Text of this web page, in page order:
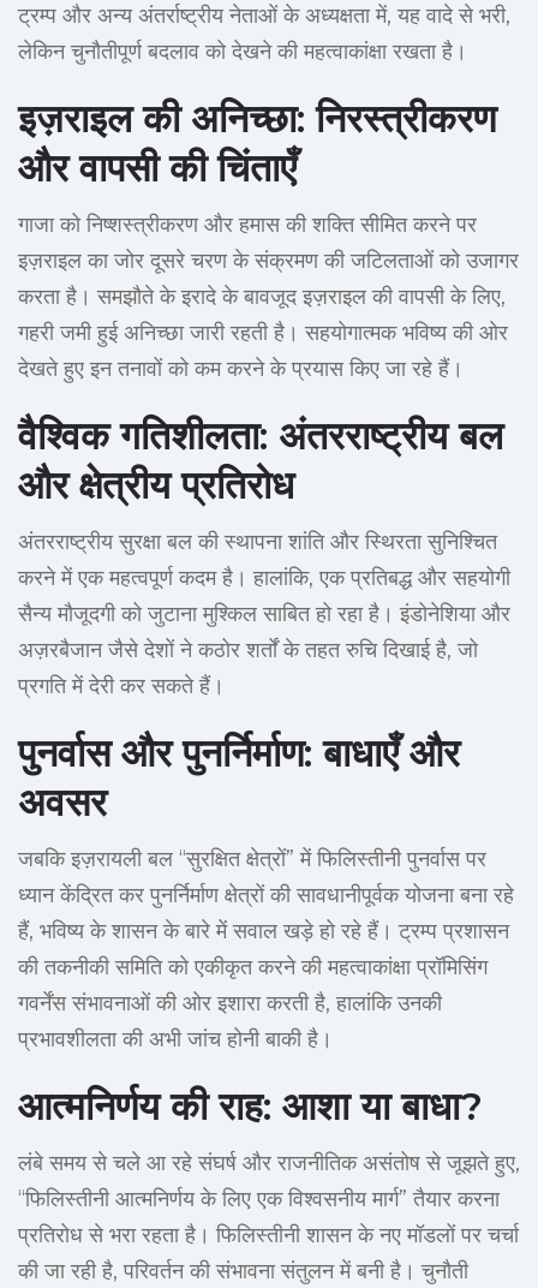
ट्रम्प और अन्य अंतर्राष्ट्रीय नेताओं के अध्यक्षता में, यह वादे से भरी,
लेकिन चुनौतीपूर्ण बदलाव को देखने की महत्वाकांक्षा रखता है।
इज़राइल की अनिच्छा: निरस्त्रीकरण
और वापसी की चिंताएँ
गाजा को निष्शस्त्रीकरण और हमास की शक्ति सीमित करने पर
इज़राइल का जोर दूसरे चरण के संक्रमण की जटिलताओं को उजागर
करता है। समझौते के इरादे के बावजूद इज़राइल की वापसी के लिए,
गहरी जमी हुई अनिच्छा जारी रहती है। सहयोगात्मक भविष्य की ओर
देखते हुए इन तनावों को कम करने के प्रयास किए जा रहे हैं।
वैश्विक गतिशीलता: अंतरराष्ट्रीय बल
और क्षेत्रीय प्रतिरोध
अंतरराष्ट्रीय सुरक्षा बल की स्थापना शांति और स्थिरता सुनिश्चित
करने में एक महत्वपूर्ण कदम है। हालांकि, एक प्रतिबद्ध और सहयोगी
सैन्य मौजूदगी को जुटाना मुश्किल साबित हो रहा है। इंडोनेशिया और
अज़रबैजान जैसे देशों ने कठोर शर्तों के तहत रुचि दिखाई है, जो
प्रगति में देरी कर सकते हैं।
पुनर्वास और पुनर्निर्माण: बाधाएँ और
अवसर
जबकि इज़रायली बल “सुरक्षित क्षेत्रों” में फिलिस्तीनी पुनर्वास पर
ध्यान केंद्रित कर पुनर्निर्माण क्षेत्रों की सावधानीपूर्वक योजना बना रहे
हैं, भविष्य के शासन के बारे में सवाल खड़े हो रहे हैं। ट्रम्प प्रशासन
की तकनीकी समिति को एकीकृत करने की महत्वाकांक्षा प्रॉमिसिंग
गवर्नेंस संभावनाओं की ओर इशारा करती है, हालांकि उनकी
प्रभावशीलता की अभी जांच होनी बाकी है।
आत्मनिर्णय की राह: आशा या बाधा?
लंबे समय से चले आ रहे संघर्ष और राजनीतिक असंतोष से जूझते हुए,
“फिलिस्तीनी आत्मनिर्णय के लिए एक विश्वसनीय मार्ग” तैयार करना
प्रतिरोध से भरा रहता है। फिलिस्तीनी शासन के नए मॉडलों पर चर्चा
की जा रही है, परिवर्तन की संभावना संतुलन में बनी है। चुनौती